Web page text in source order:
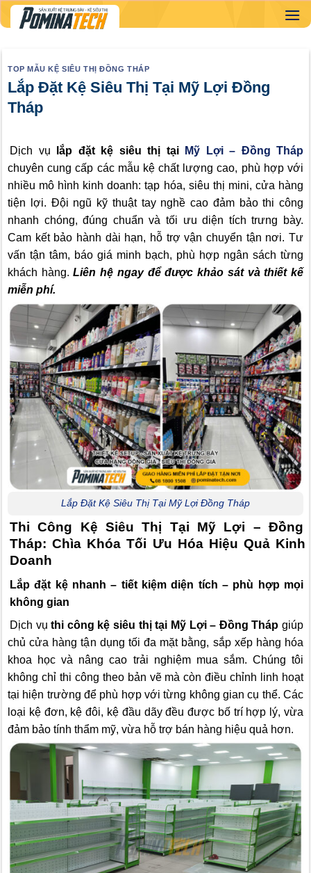
Skip
to
TOP MẪU KỆ SIÊU THỊ ĐỒNG THÁP
Lắp Đặt Kệ Siêu Thị Tại Mỹ Lợi Đồng
Tháp
Dịch vụ lắp đặt kệ siêu thị tại
Mỹ Lợi – Đồng Tháp
chuyên cung cấp các mẫu kệ chất lượng cao, phù hợp với
nhiều mô hình kinh doanh: tạp hóa, siêu thị mini, cửa hàng
tiện lợi. Đội ngũ kỹ thuật tay nghề cao đảm bảo thi công
nhanh chóng, đúng chuẩn và tối ưu diện tích trưng bày.
Cam kết bảo hành dài hạn, hỗ trợ vận chuyển tận nơi. Tư
vấn tận tâm, báo giá minh bạch, phù hợp ngân sách từng
khách hàng.Liên hệ ngay để được khảo sát và thiết kế
miễn phí.
Lắp Đặt Kệ Siêu Thị Tại Mỹ Lợi Đồng Tháp
Thi Công Kệ Siêu Thị Tại Mỹ Lợi – Đồng
Tháp: Chìa Khóa Tối Ưu Hóa Hiệu Quả Kinh
Doanh
Lắp đặt kệ nhanh – tiết kiệm diện tích – phù hợp mọi
không gian
Dịch vụthi công kệ siêu thị tại Mỹ Lợi – Đồng Tháp giúp
chủ cửa hàng tận dụng tối đa mặt bằng, sắp xếp hàng hóa
khoa học và nâng cao trải nghiệm mua sắm. Chúng tôi
không chỉ thi công theo bản vẽ mà còn điều chỉnh linh hoạt
tại hiện trường để phù hợp với từng không gian cụ thể. Các
loại kệ đơn, kệ đôi, kệ đầu dãy đều được bố trí hợp lý, vừa
đảm bảo tính thẩm mỹ, vừa hỗ trợ bán hàng hiệu quả hơn.